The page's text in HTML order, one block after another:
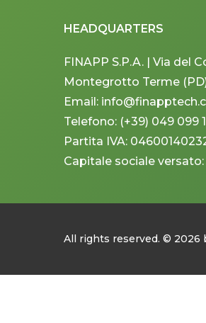
HEADQUARTERS
FINAPP S.P.A. | Via del
Montegrotto Terme
Email:
Telefono: (+39) 049 099
Partita IVA:
Capitale sociale versato:
All rights reserved. © 2026